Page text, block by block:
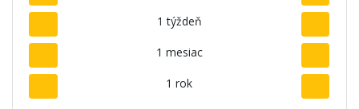
1 týždeň
1 mesiac
1 rok